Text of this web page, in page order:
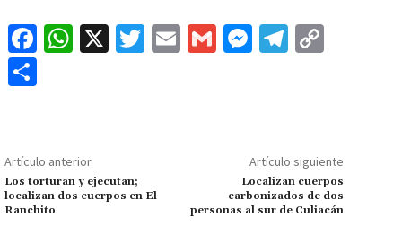
Fa
o
k
W
p
p
X
T
E
G
M
ge
r
Te
m Li
n
k
p
ar
tir
Artículo anterior
Los torturan y ejecutan;
localizan dos cuerpos en El
Ranchito
Artículo siguiente
Localizan cuerpos
carbonizados de dos
personas al sur de Culiacán